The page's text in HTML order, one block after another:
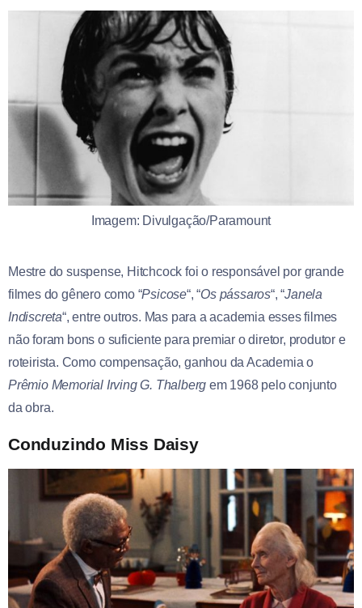
Imagem: Divulgação/Paramount
Mestre do suspense, Hitchcock foi o responsável por grande
filmes do gênero como “Psicose“, “Os pássaros“, “Janela
Indiscreta“, entre outros. Mas para a academia esses filmes
não foram bons o suficiente para premiar o diretor, produtor e
roteirista. Como compensação, ganhou da Academia o
Prêmio Memorial Irving G. Thalberg em 1968 pelo conjunto
da obra.
Conduzindo Miss Daisy